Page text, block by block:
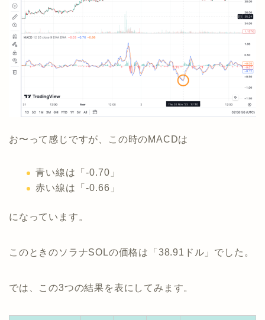
お〜って感じですが、この時のMACDは
青い線は「-0.70」
赤い線は「-0.66」
になっています。
このときのソラナSOLの価格は「38.91ドル」でした。
では、この3つの結果を表にしてみます。